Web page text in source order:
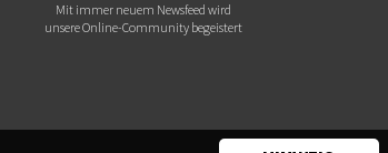
Mit immer neuem Newsfeed wird
unsere Online-Community begeistert